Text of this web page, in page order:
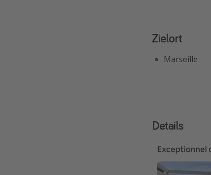
Zielort
Marseille
Details